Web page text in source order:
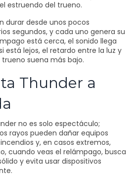
estruendo del trueno.
durar desde unos pocos
segundos, y cada uno genera su
está cerca, el sonido llega
está lejos, el retardo entre la luz y
suena más bajo.
Thunder a
no es solo espectáculo;
rayos pueden dañar equipos
y, en casos extremos,
cuando veas el relámpago, busca
y evita usar dispositivos